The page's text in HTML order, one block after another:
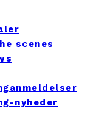
scenes
nyheder